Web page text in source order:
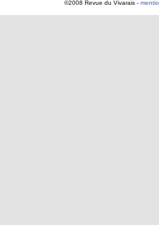
©2008 Revue du Vivarais -